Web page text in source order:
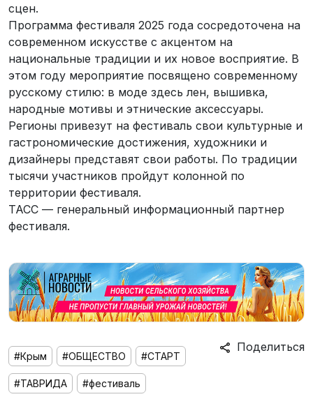
сцен.
Программа фестиваля 2025 года сосредоточена на
современном искусстве с акцентом на
национальные традиции и их новое восприятие. В
этом году мероприятие посвящено современному
русскому стилю: в моде здесь лен, вышивка,
народные мотивы и этнические аксессуары.
Регионы привезут на фестиваль свои культурные и
гастрономические достижения, художники и
дизайнеры представят свои работы. По традиции
тысячи участников пройдут колонной по
территории фестиваля.
ТАСС — генеральный информационный партнер
фестиваля.
Поделиться
#Крым #ОБЩЕСТВО #СТАРТ
#ТАВРИДА #фестиваль